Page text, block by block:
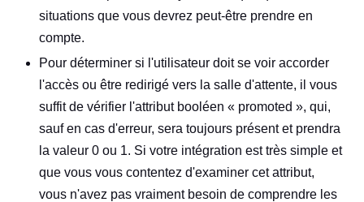
situations que vous devrez peut-être prendre en
compte.
Pour déterminer si l'utilisateur doit se voir accorder
l'accès ou être redirigé vers la salle d'attente, il vous
suffit de vérifier l'attribut booléen « promoted », qui,
sauf en cas d'erreur, sera toujours présent et prendra
la valeur 0 ou 1. Si votre intégration est très simple et
que vous vous contentez d'examiner cet attribut,
vous n'avez pas vraiment besoin de comprendre les